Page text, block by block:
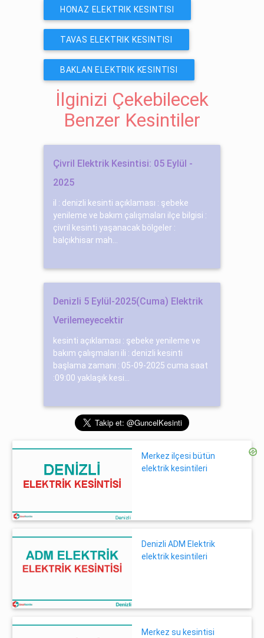
HONAZ ELEKTRIK KESINTISI
TAVAS ELEKTRIK KESINTISI
BAKLAN ELEKTRIK KESINTISI
İlginizi Çekebilecek
Benzer Kesintiler
Çivril Elektrik Kesintisi: 05 Eylül -
2025
il : denizli kesinti açıklaması : şebeke
yenileme ve bakım çalışmaları ilçe bilgisi :
çivril kesinti yaşanacak bölgeler :
balçıkhisar mah...
Denizli 5 Eylül-2025(Cuma) Elektrik
Verilemeyecektir
kesinti açıklaması : şebeke yenileme ve
bakım çalışmaları ili : denizli kesinti
başlama zamanı : 05-09-2025 cuma saat
:09:00 yaklaşık kesi...
Merkez ilçesi bütün
elektrik kesintileri
Denizli ADM Elektrik
elektrik kesintileri
Merkez su kesintisi